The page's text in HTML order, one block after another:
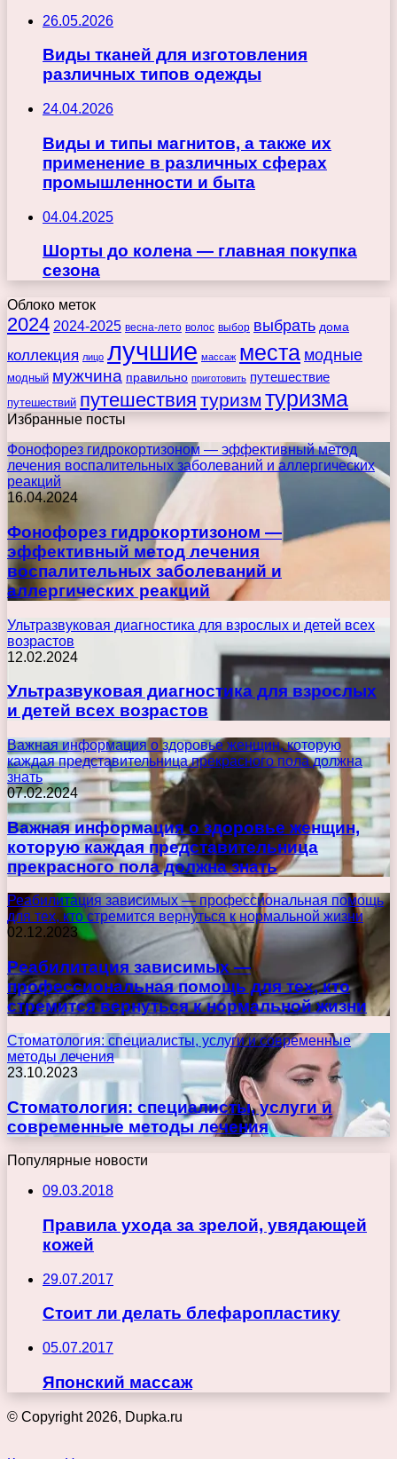
26.05.2026
Виды тканей для изготовления
различных типов одежды
24.04.2026
Виды и типы магнитов, а также их
применение в различных сферах
промышленности и быта
04.04.2025
Шорты до колена — главная покупка
сезона
Облоко меток
2024 2024-2025 весна-лето волос выбор выбрать дома
коллекция лицо лучшие массаж места модные
модный мужчина правильно приготовить путешествие
путешествий путешествия туризм туризма
Избранные посты
Фонофорез гидрокортизоном — эффективный метод
лечения воспалительных заболеваний и аллергических
реакций
16.04.2024
Фонофорез гидрокортизоном —
эффективный метод лечения
воспалительных заболеваний и
аллергических реакций
Ультразвуковая диагностика для взрослых и детей всех
возрастов
12.02.2024
Ультразвуковая диагностика для взрослых
и детей всех возрастов
Важная информация о здоровье женщин, которую
каждая представительница прекрасного пола должна
знать
07.02.2024
Важная информация о здоровье женщин,
которую каждая представительница
прекрасного пола должна знать
Реабилитация зависимых — профессиональная помощь
для тех, кто стремится вернуться к нормальной жизни
02.12.2023
Реабилитация зависимых —
профессиональная помощь для тех, кто
стремится вернуться к нормальной жизни
Стоматология: специалисты, услуги и современные
методы лечения
23.10.2023
Стоматология: специалисты, услуги и
современные методы лечения
Популярные новости
09.03.2018
Правила ухода за зрелой, увядающей
кожей
29.07.2017
Стоит ли делать блефаропластику
05.07.2017
Японский массаж
© Copyright 2026, Dupka.ru